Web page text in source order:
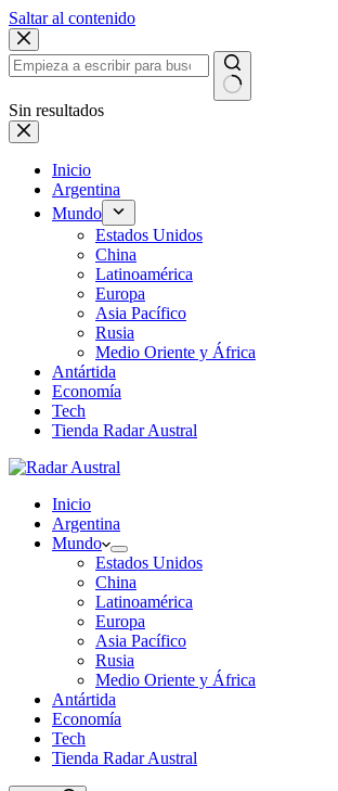
Saltar al contenido
Sin resultados
Inicio
Argentina
Mundo
Estados Unidos
China
Latinoamérica
Europa
Asia Pacífico
Rusia
Medio Oriente y África
Antártida
Economía
Tech
Tienda Radar Austral
Inicio
Argentina
Mundo
Estados Unidos
China
Latinoamérica
Europa
Asia Pacífico
Rusia
Medio Oriente y África
Antártida
Economía
Tech
Tienda Radar Austral